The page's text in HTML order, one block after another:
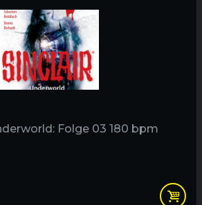
Folge 03 180 bpm